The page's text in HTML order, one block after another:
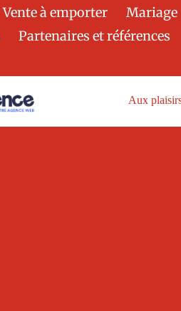
Vente à emporter Mariage
Partenaires et références
Aux